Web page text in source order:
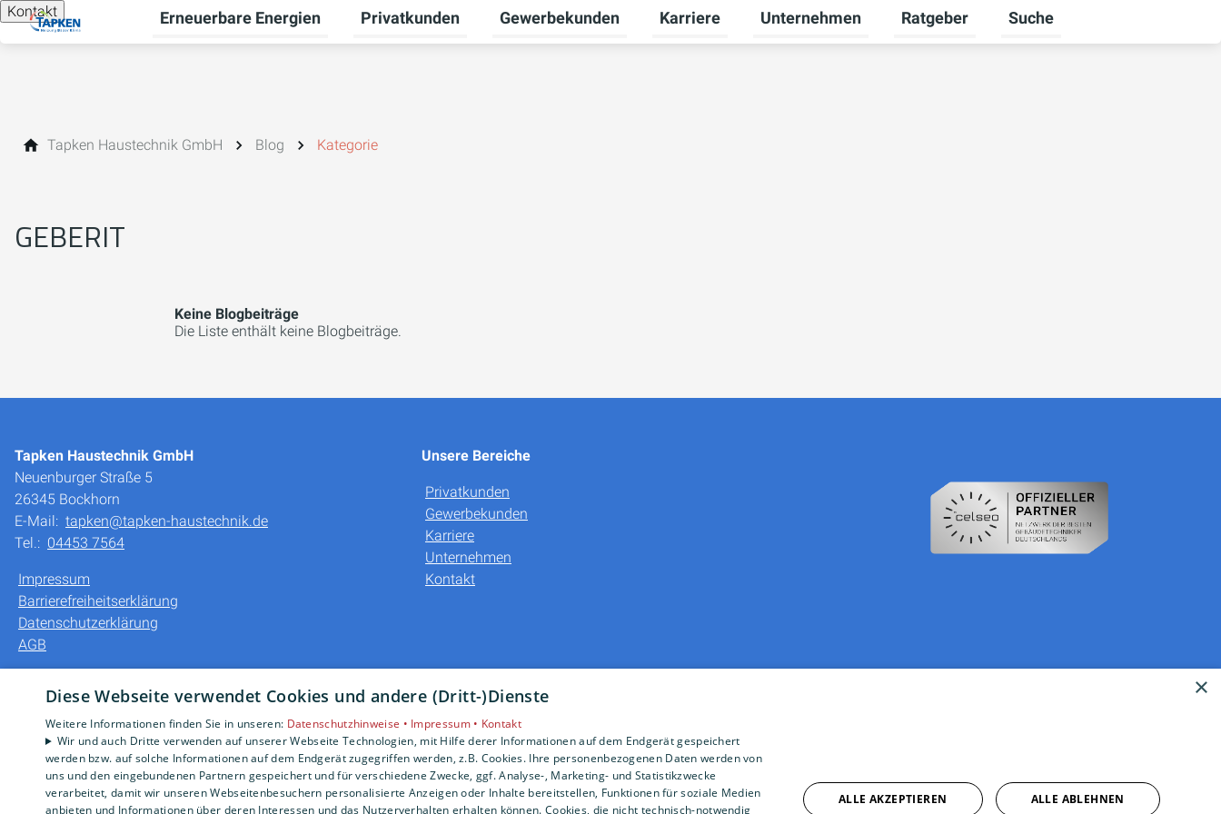
Kontakt Erneuerbare Energien
Untermenü für Erneuerbare Energien umschalten
Privatkunden
Untermenü für Privatkunden umschalten
Gewerbekunden
Untermenü für Gewerbekunden umschalten
Karriere
Untermenü für Karriere umschalten
Unternehmen
Untermenü für Unternehmen umschalten
Ratgeber
Untermenü für Ratgeber
Suche
Tapken Haustechnik GmbH Blog Kategorie
GEBERIT
Keine Blogbeiträge
Die Liste enthält keine Blogbeiträge.
Tapken Haustechnik GmbH
Neuenburger Straße 5
26345 Bockhorn
E-Mail: tapken@tapken-haustechnik.de
Tel.: 04453 7564
Impressum
Barrierefreiheitserklärung
Datenschutzerklärung
AGB
Unsere Bereiche
Privatkunden
Gewerbekunden
Karriere
Unternehmen
Kontakt
×
Diese Webseite verwendet Cookies und andere (Dritt-)Dienste
Weitere Informationen finden Sie in unseren: Datenschutzhinweise • Impressum • Kontakt
Wir und auch Dritte verwenden auf unserer Webseite Technologien, mit Hilfe derer Informationen auf dem Endgerät gespeichert
werden bzw. auf solche Informationen auf dem Endgerät zugegriffen werden, z.B. Cookies. Ihre personenbezogenen Daten werden von
uns und den eingebundenen Partnern gespeichert und für verschiedene Zwecke, ggf. Analyse-, Marketing- und Statistikzwecke
verarbeitet, damit wir unseren Webseitenbesuchern personalisierte Anzeigen oder Inhalte bereitstellen, Funktionen für soziale Medien
anbieten und Informationen über deren Interessen und das Nutzerverhalten erhalten können. Cookies, die nicht technisch-notwendig
ALLE AKZEPTIEREN ALLE ABLEHNEN